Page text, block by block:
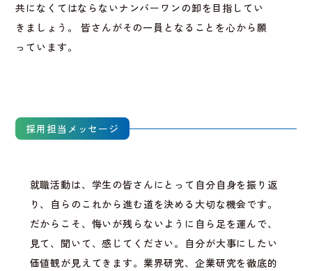
共になくてはならないナンバーワンの卸を目指してい
きましょう。 皆さんがその一員となることを心から願
っています。
採用担当メッセージ
就職活動は、学生の皆さんにとって自分自身を振り返
り、自らのこれから進む道を決める大切な機会です。
だからこそ、悔いが残らないように自ら足を運んで、
見て、聞いて、感じてください。自分が大事にしたい
価値観が見えてきます。業界研究、企業研究を徹底的